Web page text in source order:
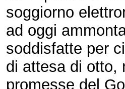
soggiorno
ad oggi
soddisfatte per
di attesa di otto,
promesse del